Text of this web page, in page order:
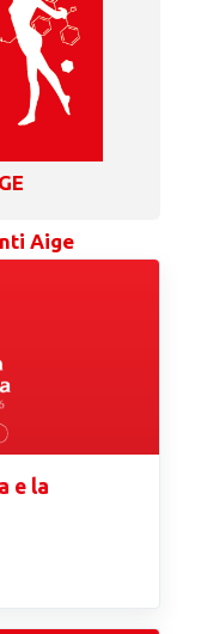
Aige
e la